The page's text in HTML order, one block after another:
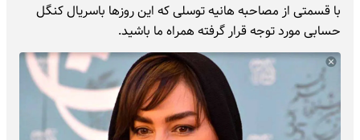
با قسمتی از مصاحبه هانیه توسلی که این روزها باسریال کنگل
حسابی مورد توجه قرار گرفته همراه ما باشید.